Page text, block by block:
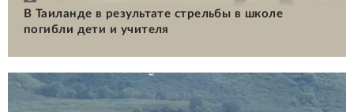
В Таиланде в результате стрельбы в школе
погибли дети и учителя